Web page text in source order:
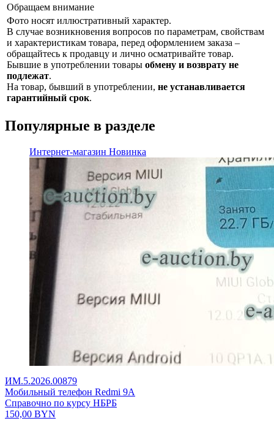
Обращаем внимание
Фото носят иллюстративный характер.
В случае возникновения вопросов по параметрам, свойствам
и характеристикам товара, перед оформлением заказа –
обращайтесь к продавцу и лично осматривайте товар.
Бывшие в употреблении товары обмену и возврату не
подлежат.
На товар, бывший в употреблении, не устанавливается
гарантийный срок.
Популярные в разделе
Интернет-магазин Новинка
ИМ.5.2026.00879
Мобильный телефон Redmi 9A
Справочно по курсу НБРБ
150,00 BYN